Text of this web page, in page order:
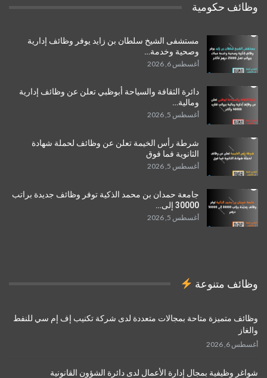
وظائف حكومية
مستشفى الشيخ سلطان بن زايد يوفر وظائف إدارية
وصحية وخدمة…
أغسطس 6, 2026
دائرة الثقافة والسياحة أبوظبي تعلن عن وظائف إدارية
ومالية…
أغسطس 5, 2026
شرطة رأس الخيمة تعلن عن وظائف لحملة شهادة
الثانوية فما فوق
أغسطس 5, 2026
جامعة حمدان بن محمد الذكية توفر وظائف جديدة براتب
30000 إلى…
أغسطس 5, 2026
وظائف متنوعة
وظائف متميزة متاحة بمجالات متعددة لدى شركة تكنيب إف إم سي للنفط
والغاز
أغسطس 6, 2026
شواغر وظيفية بمجال إدارة الأعمال لدى دائرة الشؤون القانونية